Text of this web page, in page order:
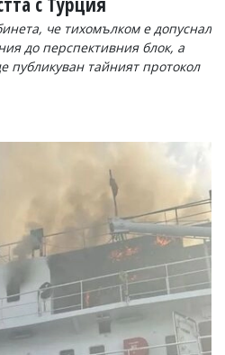
че тихомълком е допуснал
до перспективния блок, а
публикуван тайният протокол